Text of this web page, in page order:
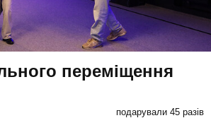
переміщення
подарували 45 разів